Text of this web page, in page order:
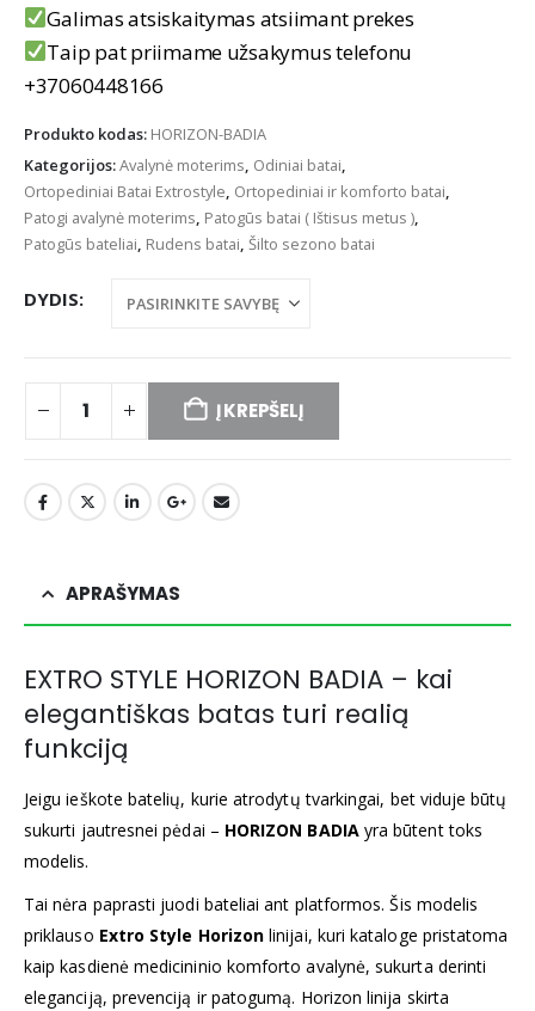
Galimas atsiskaitymas atsiimant prekes
Taip pat priimame užsakymus telefonu
+37060448166
Produkto kodas: HORIZON-BADIA
Kategorijos:Avalynė moterims, Odiniai batai,
Ortopediniai Batai Extrostyle, Ortopediniai ir komforto batai,
Patogi avalynė moterims, Patogūs batai ( Ištisus metus ),
Patogūs bateliai, Rudens batai, Šilto sezono batai
DYDIS
Į KREPŠELĮ
APRAŠYMAS
EXTRO STYLE HORIZON BADIA – kai
elegantiškas batas turi realią
funkciją
Jeigu ieškote batelių, kurie atrodytų tvarkingai, bet viduje būtų
sukurti jautresnei pėdai – HORIZON BADIAyra būtent toks
modelis.
Tai nėra paprasti juodi bateliai ant platformos. Šis modelis
priklauso Extro Style Horizon linijai, kuri kataloge pristatoma
kaip kasdienė medicininio komforto avalynė, sukurta derinti
eleganciją, prevenciją ir patogumą. Horizon linija skirta